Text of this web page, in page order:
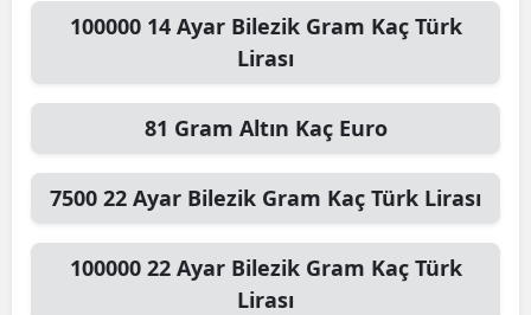
100000 14 Ayar Bilezik Gram Kaç Türk
Lirası
81 Gram Altın Kaç Euro
7500 22 Ayar Bilezik Gram Kaç Türk Lirası
100000 22 Ayar Bilezik Gram Kaç Türk
Lirası